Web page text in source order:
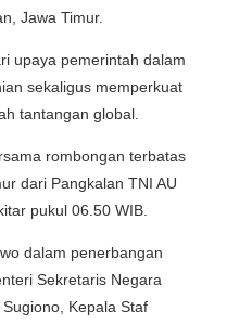
Jawa Timur.
upaya pemerintah dalam
sekaligus memperkuat
tantangan global.
rombongan terbatas
dari Pangkalan TNI AU
pukul 06.50 WIB.
dalam penerbangan
Sekretaris Negara
Kepala Staf